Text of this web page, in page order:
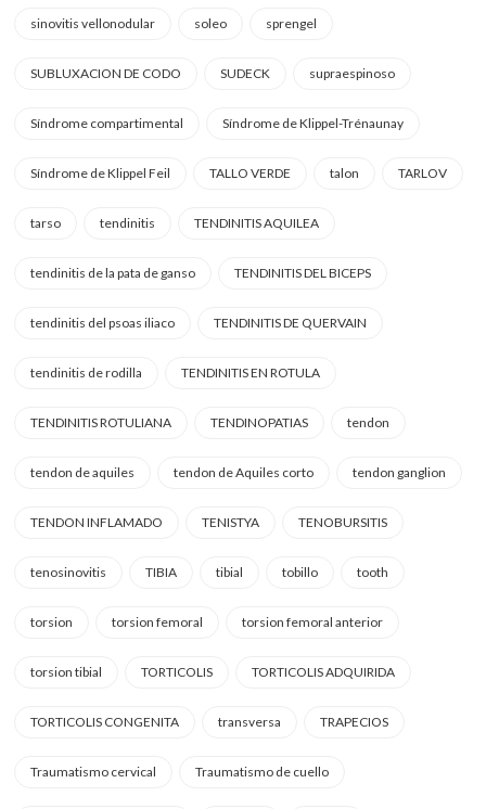
sinovitis vellonodular soleo sprengel
SUBLUXACION DE CODO SUDECK supraespinoso
Síndrome compartimental Síndrome de Klippel-Trénaunay
Síndrome de Klippel Feil TALLO VERDE talon TARLOV
tarso tendinitis TENDINITIS AQUILEA
tendinitis de la pata de ganso TENDINITIS DEL BICEPS
tendinitis del psoas iliaco TENDINITIS DE QUERVAIN
tendinitis de rodilla TENDINITIS EN ROTULA
TENDINITIS ROTULIANA TENDINOPATIAS tendon
tendon de aquiles tendon de Aquiles corto tendon ganglion
TENDON INFLAMADO TENISTYA TENOBURSITIS
tenosinovitis TIBIA tibial tobillo tooth
torsion torsion femoral torsion femoral anterior
torsion tibial TORTICOLIS TORTICOLIS ADQUIRIDA
TORTICOLIS CONGENITA transversa TRAPECIOS
Traumatismo cervical Traumatismo de cuello